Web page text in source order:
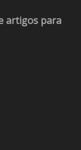
artigos para